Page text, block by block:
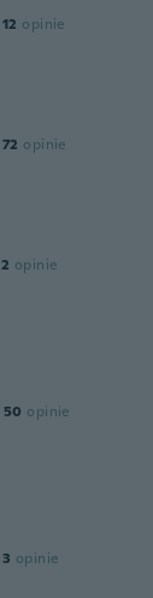
12 opinie
72 opinie
2 opinie
50 opinie
3 opinie